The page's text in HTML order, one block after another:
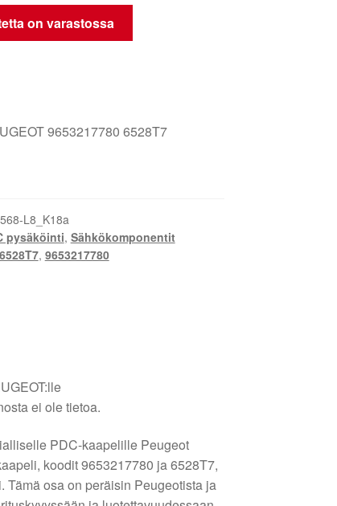
on varastossa
9653217780 6528T7
L8_K18a
pysäköinti, Sähkökomponentit
6528T7, 9653217780
ei ole tietoa.
PDC-kaapelille Peugeot
koodit 9653217780 ja 6528T7,
osa on peräisin Peugeotista ja